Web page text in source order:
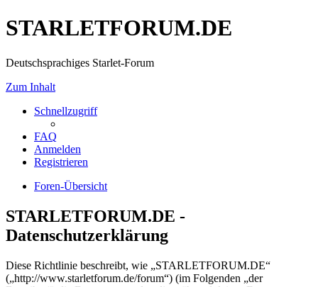
STARLETFORUM.DE
Deutschsprachiges Starlet-Forum
Zum Inhalt
Schnellzugriff
FAQ
Anmelden
Registrieren
Foren-Übersicht
STARLETFORUM.DE -
Datenschutzerklärung
Diese Richtlinie beschreibt, wie „STARLETFORUM.DE“
(„http://www.starletforum.de/forum“) (im Folgenden „der